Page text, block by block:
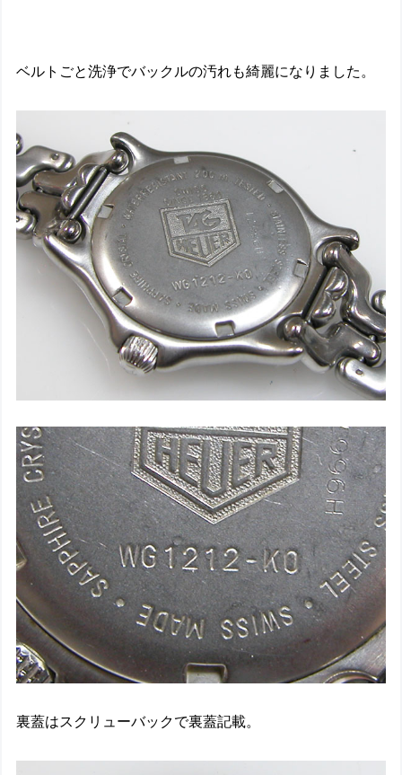
ベルトごと洗浄でバックルの汚れも綺麗になりました。
裏蓋はスクリューバックで裏蓋記載。